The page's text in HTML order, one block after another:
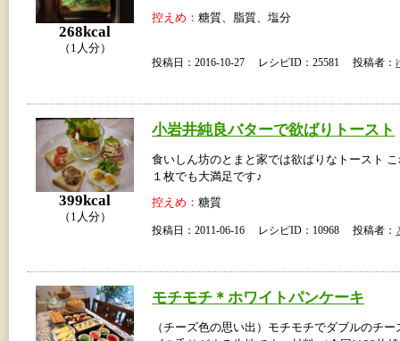
268kcal
（1人分）
控えめ： 糖質、脂質、塩分
投稿日：2016-10-27 レシピID：25581 投稿者：
399kcal
（1人分）
小岩井純良バターで欲ばりトースト
食いしん坊のとまと家では欲ばりなトースト
１枚でも大満足です♪
控えめ： 糖質
投稿日：2011-06-16 レシピID：10968 投稿者：
モチモチ＊ホワイトパンケーキ
（チーズ色の思い出）モチモチでダブルのチ